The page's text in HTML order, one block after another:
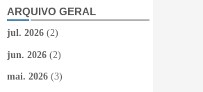
ARQUIVO GERAL
jul. 2026 (2)
jun. 2026 (2)
mai. 2026 (3)